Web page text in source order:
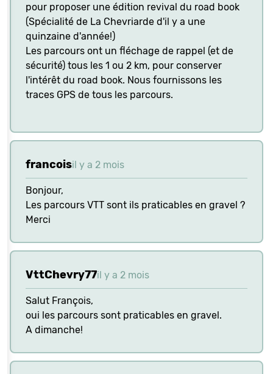
pour proposer une édition revival du road book
(Spécialité de La Chevriarde d'il y a une
quinzaine d'année!)
Les parcours ont un fléchage de rappel (et de
sécurité) tous les 1 ou 2 km, pour conserver
l'intérêt du road book. Nous fournissons les
traces GPS de tous les parcours.
francoisil y a 2 mois
Bonjour,
Les parcours VTT sont ils praticables en gravel ?
Merci
VttChevry77il y a 2 mois
Salut François,
oui les parcours sont praticables en gravel.
A dimanche!